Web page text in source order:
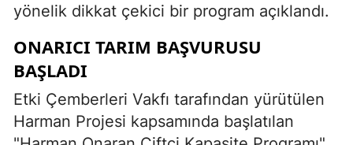
yönelik dikkat çekici bir program açıklandı.
ONARICI TARIM BAŞVURUSU
BAŞLADI
Etki Çemberleri Vakfı tarafından yürütülen
Harman Projesi kapsamında başlatılan